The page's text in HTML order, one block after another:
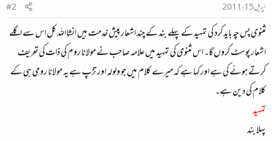
اپریل 15، 2011
#2
مثنوی پس چہ باید کرد کی تمہید کے پہلے بند کے چند اشعار پیش خدمت ہیں انشااللہ کل اس سے اگلے
اشعار پوسٹ کروں گا۔ اس مثنوی کی تمہید میں علامہ صاحب نے مولانا روم کی ذات کی تعریف
کرتے ہوئے کی ہے اور کہا ہے کہ میرے کلام میں جو ولولہ اور تڑپ ہے یہ مولانا رومی ہی کے
کلام کی دین ہے۔
تمہید
پہلا بند